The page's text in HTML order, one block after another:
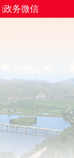
|政务微信